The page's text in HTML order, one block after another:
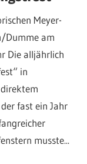
Meyer-
Dumme am
Die alljährlich
in
fast ein Jahr
musste...